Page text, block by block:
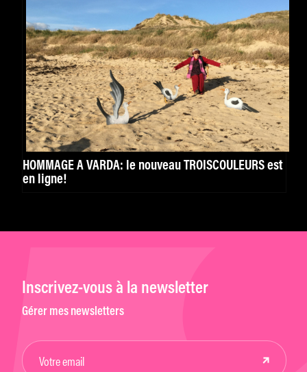
HOMMAGE À VARDA: le nouveau TROISCOULEURS est
en ligne!
Inscrivez-vous à la newsletter
Gérer mes newsletters